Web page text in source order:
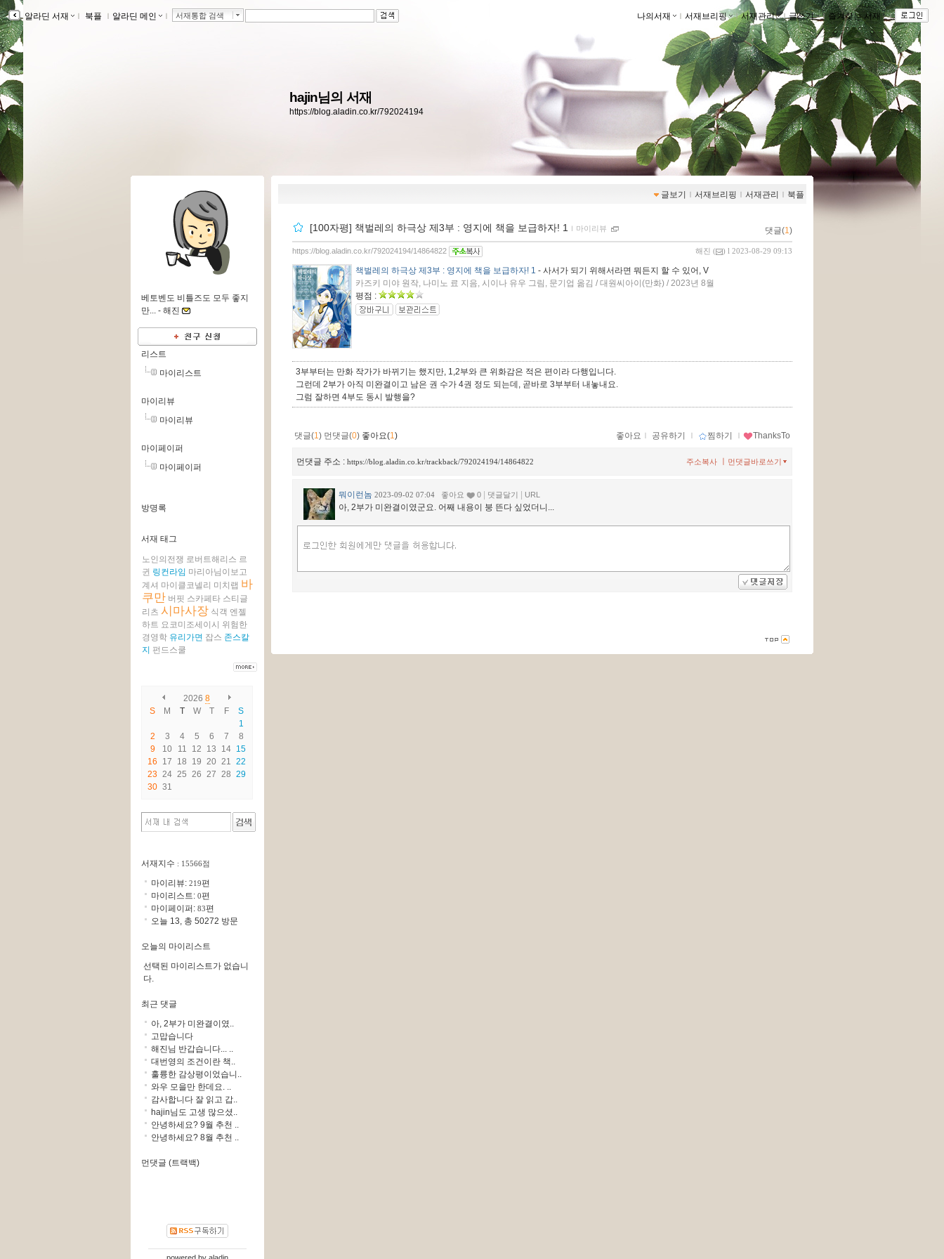
알라딘 서재 ｌ 북플 ｌ 알라딘 메인 ｌ 서재통합 검색 나의서재 ｌ 서재브리핑 ｌ서재관리 ｌ글쓰기 ｌ 즐겨찾는 서재 ｌ
hajin님의 서재
https://blog.aladin.co.kr/792024194
글보기 ｌ 서재브리핑 ｌ 서재관리 ｌ 북플
[100자평] 책벌레의 하극상 제3부 : 영지에 책을 보급하자! 1 ｌ 마이리뷰 댓글(1)
해진 ( ) l 2023-08-29 09:13
https://blog.aladin.co.kr/792024194/14864822
책벌레의 하극상 제3부 : 영지에 책을 보급하자! 1 - 사서가 되기 위해서라면 뭐든지 할 수 있어, V
카즈키 미야 원작, 나미노 료 지음, 시이나 유우 그림, 문기업 옮김 / 대원씨아이(만화) / 2023년 8월
평점 :
3부부터는 만화 작가가 바뀌기는 했지만, 1,2부와 큰 위화감은 적은 편이라 다행입니다.
그런데 2부가 아직 미완결이고 남은 권 수가 4권 정도 되는데, 곧바로 3부부터 내놓내요.
그럼 잘하면 4부도 동시 발행을?
댓글(1) 먼댓글(0) 좋아요(1) 좋아요 ｌ 공유하기 ｌ 찜하기 ｌ ThanksTo
먼댓글 주소 : https://blog.aladin.co.kr/trackback/792024194/14864822 먼댓글바로쓰기
주소복사
뭐이런놈 2023-09-02 07:04 좋아요 0 댓글달기 URL
아, 2부가 미완결이였군요. 어째 내용이 붕 뜬다 싶었더니...
베토벤도 비틀즈도 모두 좋지
만... - 해진
리스트
마이리스트
마이리뷰
마이리뷰
마이페이퍼
마이페이퍼
방명록
서재 태그
노인의전쟁 로버트해리스 르
귄 링컨라임 마리아님이보고
계셔 마이클코넬리 미치랩 바
쿠만 버핏 스카페타 스티글
리츠 시마사장 식객 엔젤
하트 요코미조세이시
위험한
경영학 유리가면 잡스 존스칼
지 펀드스쿨
2026 8
S
M T W T F
S
1
2
3 4 5 6 7
8
9
10 11 12 13 14 15
16
17 18 19 20 21 22
23 24 25 26 27 28 29
30 31
서재지수 : 15566점
마이리뷰: 219편
마이리스트: 0편
마이페이퍼: 83편
오늘 13, 총 50272 방문
오늘의 마이리스트
선택된 마이리스트가 없습니
다.
최근 댓글
아, 2부가 미완결이였..
고맙습니다
해진님 반갑습니다... ..
대번영의 조건이란 책..
훌륭한 감상평이었습니..
와우 모을만 한데요. ..
감사합니다 잘 읽고 갑..
hajin님도 고생 많으셨..
안녕하세요? 9월 추천 ..
안녕하세요? 8월 추천 ..
먼댓글 (트랙백)